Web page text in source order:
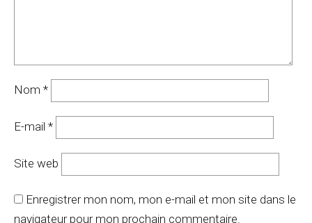
Nom *
E-mail *
Site web
Enregistrer mon nom, mon e-mail et mon site dans le
navigateur pour mon prochain commentaire.